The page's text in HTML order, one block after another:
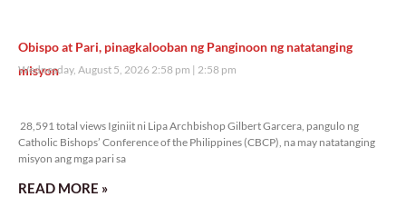
Obispo at Pari, pinagkalooban ng Panginoon ng natatanging
misyon
Wednesday, August 5, 2026 2:58 pm 2:58 pm
28,591 total views Iginiit ni Lipa Archbishop Gilbert Garcera, pangulo ng
Catholic Bishops’ Conference of the Philippines (CBCP), na may natatanging
misyon ang mga pari sa
READ MORE »